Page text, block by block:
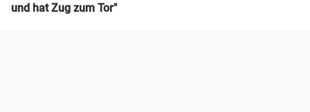
und hat Zug zum Tor"